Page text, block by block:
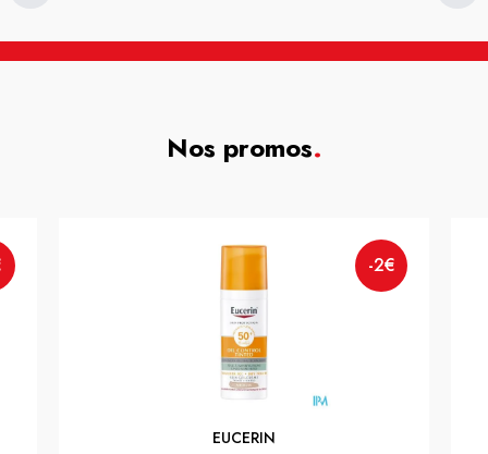
Nos promos.
-2€
EUCERIN